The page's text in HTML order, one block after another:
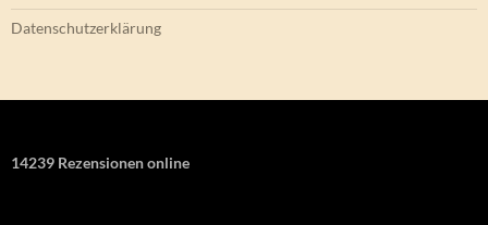
Datenschutzerklärung
14239 Rezensionen online